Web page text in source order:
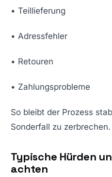
• Teillieferung
• Adressfehler
• Retouren
• Zahlungsprobleme
So bleibt der Prozess
Sonderfall zu zerbrechen.
Typische Hürden
achten